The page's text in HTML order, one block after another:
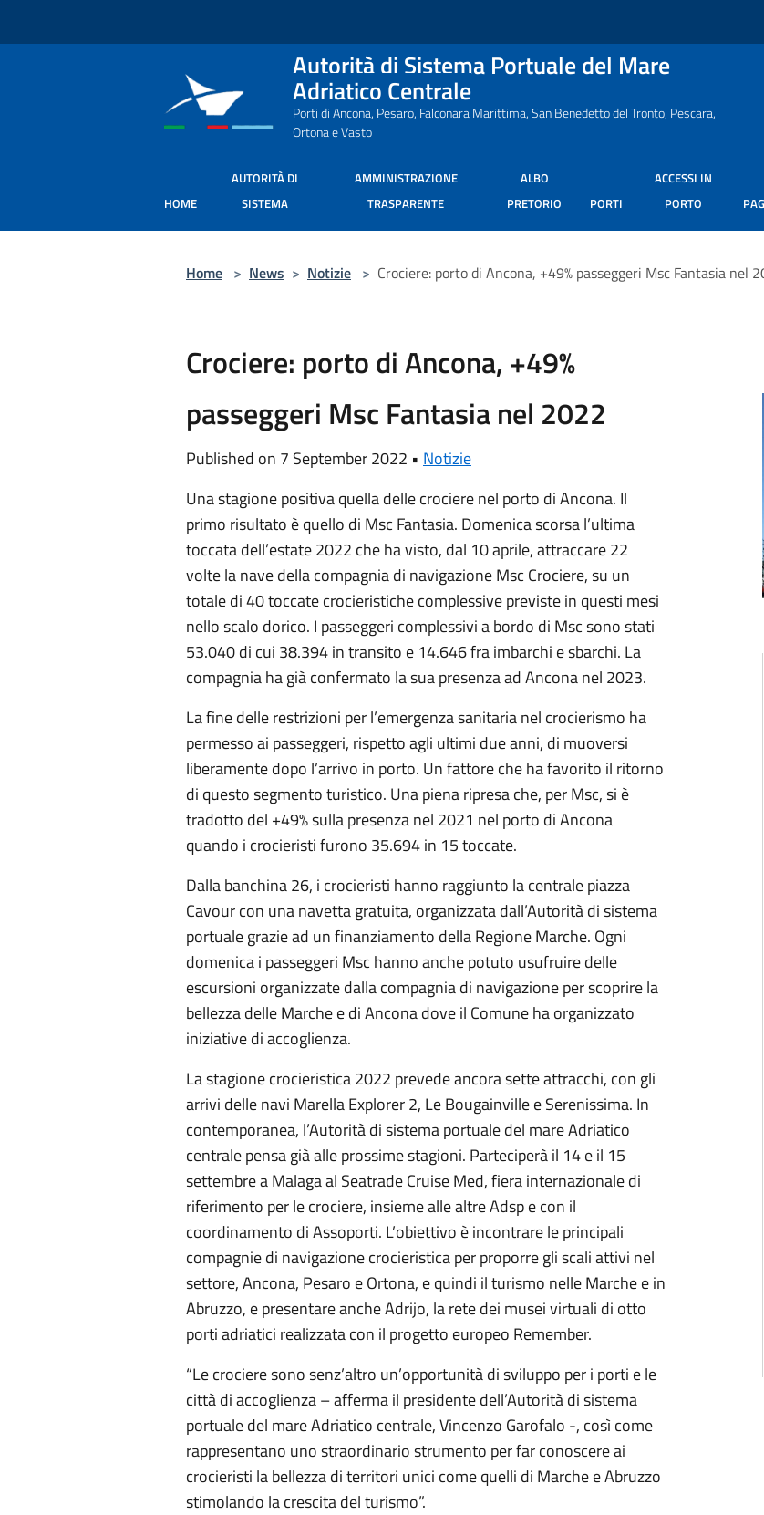
Autorità di Sistema Portuale del Mare
Adriatico Centrale
Porti di Ancona, Pesaro, Falconara Marittima, San Benedetto del Tronto, Pescara,
Ortona e Vasto
HOME
AUTORITÀ DI
SISTEMA
AMMINISTRAZIONE
TRASPARENTE
ALBO
PRETORIO
PORTI
ACCESSI IN
PORTO
Home > News > Notizie > Crociere: porto di Ancona, +49% passeggeri Msc Fantasia nel
Crociere: porto di Ancona, +49%
passeggeri Msc Fantasia nel 2022
Published on 7 September 2022 • Notizie
Una stagione positiva quella delle crociere nel porto di Ancona. Il
primo risultato è quello di Msc Fantasia. Domenica scorsa l’ultima
toccata dell’estate 2022 che ha visto, dal 10 aprile, attraccare 22
volte la nave della compagnia di navigazione Msc Crociere, su un
totale di 40 toccate crocieristiche complessive previste in questi mesi
nello scalo dorico. I passeggeri complessivi a bordo di Msc sono stati
53.040 di cui 38.394 in transito e 14.646 fra imbarchi e sbarchi. La
compagnia ha già confermato la sua presenza ad Ancona nel 2023.
La fine delle restrizioni per l’emergenza sanitaria nel crocierismo ha
permesso ai passeggeri, rispetto agli ultimi due anni, di muoversi
liberamente dopo l’arrivo in porto. Un fattore che ha favorito il ritorno
di questo segmento turistico. Una piena ripresa che, per Msc, si è
tradotto del +49% sulla presenza nel 2021 nel porto di Ancona
quando i crocieristi furono 35.694 in 15 toccate.
Dalla banchina 26, i crocieristi hanno raggiunto la centrale piazza
Cavour con una navetta gratuita, organizzata dall’Autorità di sistema
portuale grazie ad un finanziamento della Regione Marche. Ogni
domenica i passeggeri Msc hanno anche potuto usufruire delle
escursioni organizzate dalla compagnia di navigazione per scoprire la
bellezza delle Marche e di Ancona dove il Comune ha organizzato
iniziative di accoglienza.
La stagione crocieristica 2022 prevede ancora sette attracchi, con gli
arrivi delle navi Marella Explorer 2, Le Bougainville e Serenissima. In
contemporanea, l’Autorità di sistema portuale del mare Adriatico
centrale pensa già alle prossime stagioni. Parteciperà il 14 e il 15
settembre a Malaga al Seatrade Cruise Med, fiera internazionale di
riferimento per le crociere, insieme alle altre Adsp e con il
coordinamento di Assoporti. L’obiettivo è incontrare le principali
compagnie di navigazione crocieristica per proporre gli scali attivi nel
settore, Ancona, Pesaro e Ortona, e quindi il turismo nelle Marche e in
Abruzzo, e presentare anche Adrijo, la rete dei musei virtuali di otto
porti adriatici realizzata con il progetto europeo Remember.
“Le crociere sono senz’altro un’opportunità di sviluppo per i porti e le
città di accoglienza – afferma il presidente dell’Autorità di sistema
portuale del mare Adriatico centrale, Vincenzo Garofalo -, così come
rappresentano uno straordinario strumento per far conoscere ai
crocieristi la bellezza di territori unici come quelli di Marche e Abruzzo
stimolando la crescita del turismo”.